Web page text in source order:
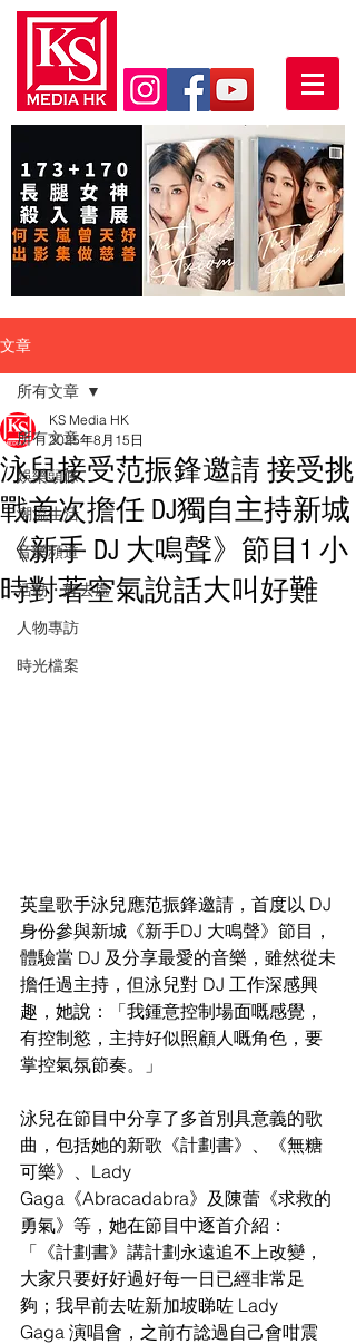
文章
所有文章
娛樂頭條
潮流生活
音樂頻道
活動・好去處
人物專訪
時光檔案
所有文章
泳兒接受范振鋒邀請 接受挑
戰首次擔任 DJ獨自主持新城
《新手 DJ 大鳴聲》節目1 小
時對著空氣說話大叫好難
KS Media HK
2025年8月15日
英皇歌手泳兒應范振鋒邀請，首度以 DJ
身份參與新城《新手DJ 大鳴聲》節目，
體驗當 DJ 及分享最愛的音樂，雖然從未
擔任過主持，但泳兒對 DJ 工作深感興
趣，她說：「我鍾意控制場面嘅感覺，
有控制慾，主持好似照顧人嘅角色，要
掌控氣氛節奏。」
泳兒在節目中分享了多首別具意義的歌
曲，包括她的新歌《計劃書》、《無糖
可樂》、Lady
Gaga《Abracadabra》及陳蕾《求救的
勇氣》等，她在節目中逐首介紹：
「《計劃書》講計劃永遠追不上改變，
大家只要好好過好每一日已經非常足
夠；我早前去咗新加坡睇咗 Lady
Gaga 演唱會，之前冇諗過自己會咁震